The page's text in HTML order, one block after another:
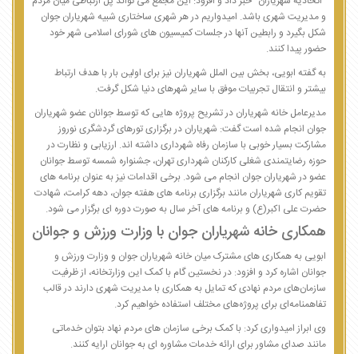
و مدیریت شهری باشد. امیدواریم در هر شهری ساختاری شبیه شهریاران جوان
شکل بگیرد و رابطین آنها در جلسات کمیسیون های شورای اسلامی شهر خود
حضور پیدا کنند.
به گفته ابویی، بخش بین الملل شهریاران نیز برای اولین بار با هدف ارتباط
بیشتر و انتقال تجربیات موفق با سایر شهرهای دنیا شکل گرفت.
مدیرعامل خانه شهریاران در تشریح پروژه هایی که توسط جوانان عضو شهریاران
جوان انجام شده است گفت: شهریاران در برگزاری تورهای گردشگری نوروز
مشارکت بسیار خوبی با سازمان رفاه شهرداری داشته اند. ارزیابی و نظارت در
حوزه رضایتمندی شغلی کارکنان شهرداری تهران، جشنواره شمسه توسط جوانان
عضو در شهریاران جوان انجام می شود. برخی اقدامات نیز به عنوان برنامه های
تقویم کاری شهریاران مانند برگزاری برنامه های هفته جوان، دهه کرامت، شهادت
حضرت علی اکبر(ع) و برنامه های آخر سال به صورت دوره ای برگزار می شود.
همکاری خانه شهریاران جوان با وزارت ورزش و جوانان
ابویی به همکاری های مشترک میان خانه شهریاران جوان و وزارت ورزش و
جوانان اشاره کرد و افزود: در نخستین گام با کمک این وزارتخانه، از ظرفیت
سازمان‌های مردم نهادی که تمایل به همکاری با مدیریت شهری دارند در قالب
تفاهمنامه‌ای برای پروژه‌های مختلف استفاده خواهیم کرد.
وی ابراز امیدواری کرد: با کمک برخی سازمان های مردم نهاد بتوان خدماتی
مانند صدای مشاور برای ارائه خدمات مشاوره ای به جوانان ارایه کنند.